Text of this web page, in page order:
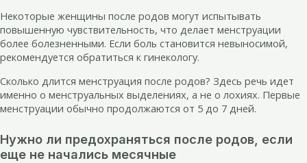
Некоторые женщины после родов могут испытывать
повышенную чувствительность, что делает менструации
более болезненными. Если боль становится невыносимой,
рекомендуется обратиться к гинекологу.
Сколько длится менструация после родов? Здесь речь идет
именно о менструальных выделениях, а не о лохиях. Первые
менструации обычно продолжаются от 5 до 7 дней.
Нужно ли предохраняться после родов, если
еще не начались месячные